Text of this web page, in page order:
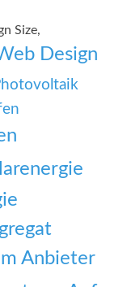
Size,
Design
Anbieter